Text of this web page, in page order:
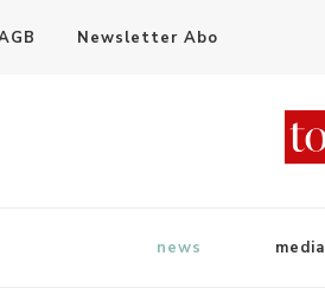
Newsletter Abo
news media